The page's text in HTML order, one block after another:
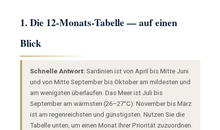
1. Die 12-Monats-Tabelle — auf einen
Blick
Schnelle Antwort: Sardinien ist von April bis Mitte Juni
und von Mitte September bis Oktober am mildesten und
am wenigsten überlaufen. Das Meer ist Juli bis
September am wärmsten (26–27°C). November bis März
ist am regenreichsten und günstigsten. Nutzen Sie die
Tabelle unten, um einen Monat Ihrer Priorität zuzuordnen.